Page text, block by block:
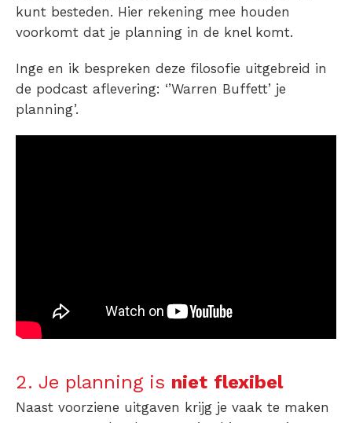
kunt besteden. Hier rekening mee houden
voorkomt dat je planning in de knel komt.
Inge en ik bespreken deze filosofie uitgebreid in
de podcast aflevering: ‘’Warren Buffett’ je
planning’.
2. Je planning is niet flexibel
Naast voorziene uitgaven krijg je vaak te maken